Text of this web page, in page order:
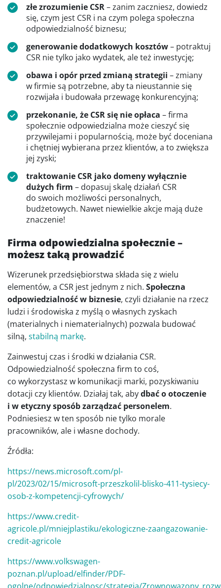
złe zrozumienie CSR– zanim zaczniesz, dowiedz
się, czym jest CSR i na czym polega społeczna
odpowiedzialność biznesu;
generowanie dodatkowych kosztów– potraktuj
CSR nie tylko jako wydatek, ale też inwestycję;
obawa i opór przed zmianą strategii – zmiany
w firmie są potrzebne, aby ta nieustannie się
rozwijała i budowała przewagę konkurencyjną;
przekonanie, że CSR się nie opłaca – firma
społecznie odpowiedzialna może cieszyć się
przywilejami i popularnością, może być doceniana
i chętniej wybierana przez klientów, a to zwiększa
jej zyski;
traktowanie CSR jako domeny wyłącznie
dużych firm – dopasuj skalę działań CSR
do swoich możliwości personalnych,
budżetowych. Nawet niewielkie akcje mają duże
znaczenie!
Firma odpowiedzialna społecznie –
możesz taką prowadzić
Wizerunek przedsiębiorstwa składa się z wielu
elementów, a CSR jest jednym z nich. Społeczna
odpowiedzialność w biznesie, czyli działanie na rzecz
ludzi i środowiska z myślą o własnych zyskach
(materialnych i niematerialnych) pozwala budować
silną, stabilną markę.
Zainwestuj czas i środki w działania CSR.
Odpowiedzialność społeczna firm to coś,
co wykorzystasz w komunikacji marki, pozyskiwaniu
dotacji czy klientów. Działaj tak, abydbać o otoczenie
i w etyczny sposób zarządzać personelem.
Podniesiesz w ten sposób nie tylko morale
pracowników, ale i własne dochody.
Źródła:
https://news.microsoft.com/pl-
pl/2023/02/15/microsoft-przeszkolil-blisko-411-tysiecy-
osob-z-kompetencji-cyfrowych/
https://www.credit-
agricole.pl/mniejplastiku/ekologiczne-zaangazowanie-
credit-agricole
https://www.volkswagen-
poznan.pl/upload/elfinder/PDF-